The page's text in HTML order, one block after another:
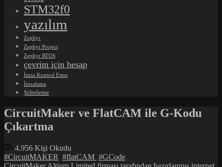
STM32f0
yazılım
Zephyr
Zephyr Project
Zephyr RTOS
çevrim için hesap
İmza Kontrol Etme
İmzalama
Şifreleme
CircuitMaker ve FlatCAM ile G-Kodu
Çıkartma
4.956 Kişi Okudu
#CircuitMAKER #flatCAM #GCode